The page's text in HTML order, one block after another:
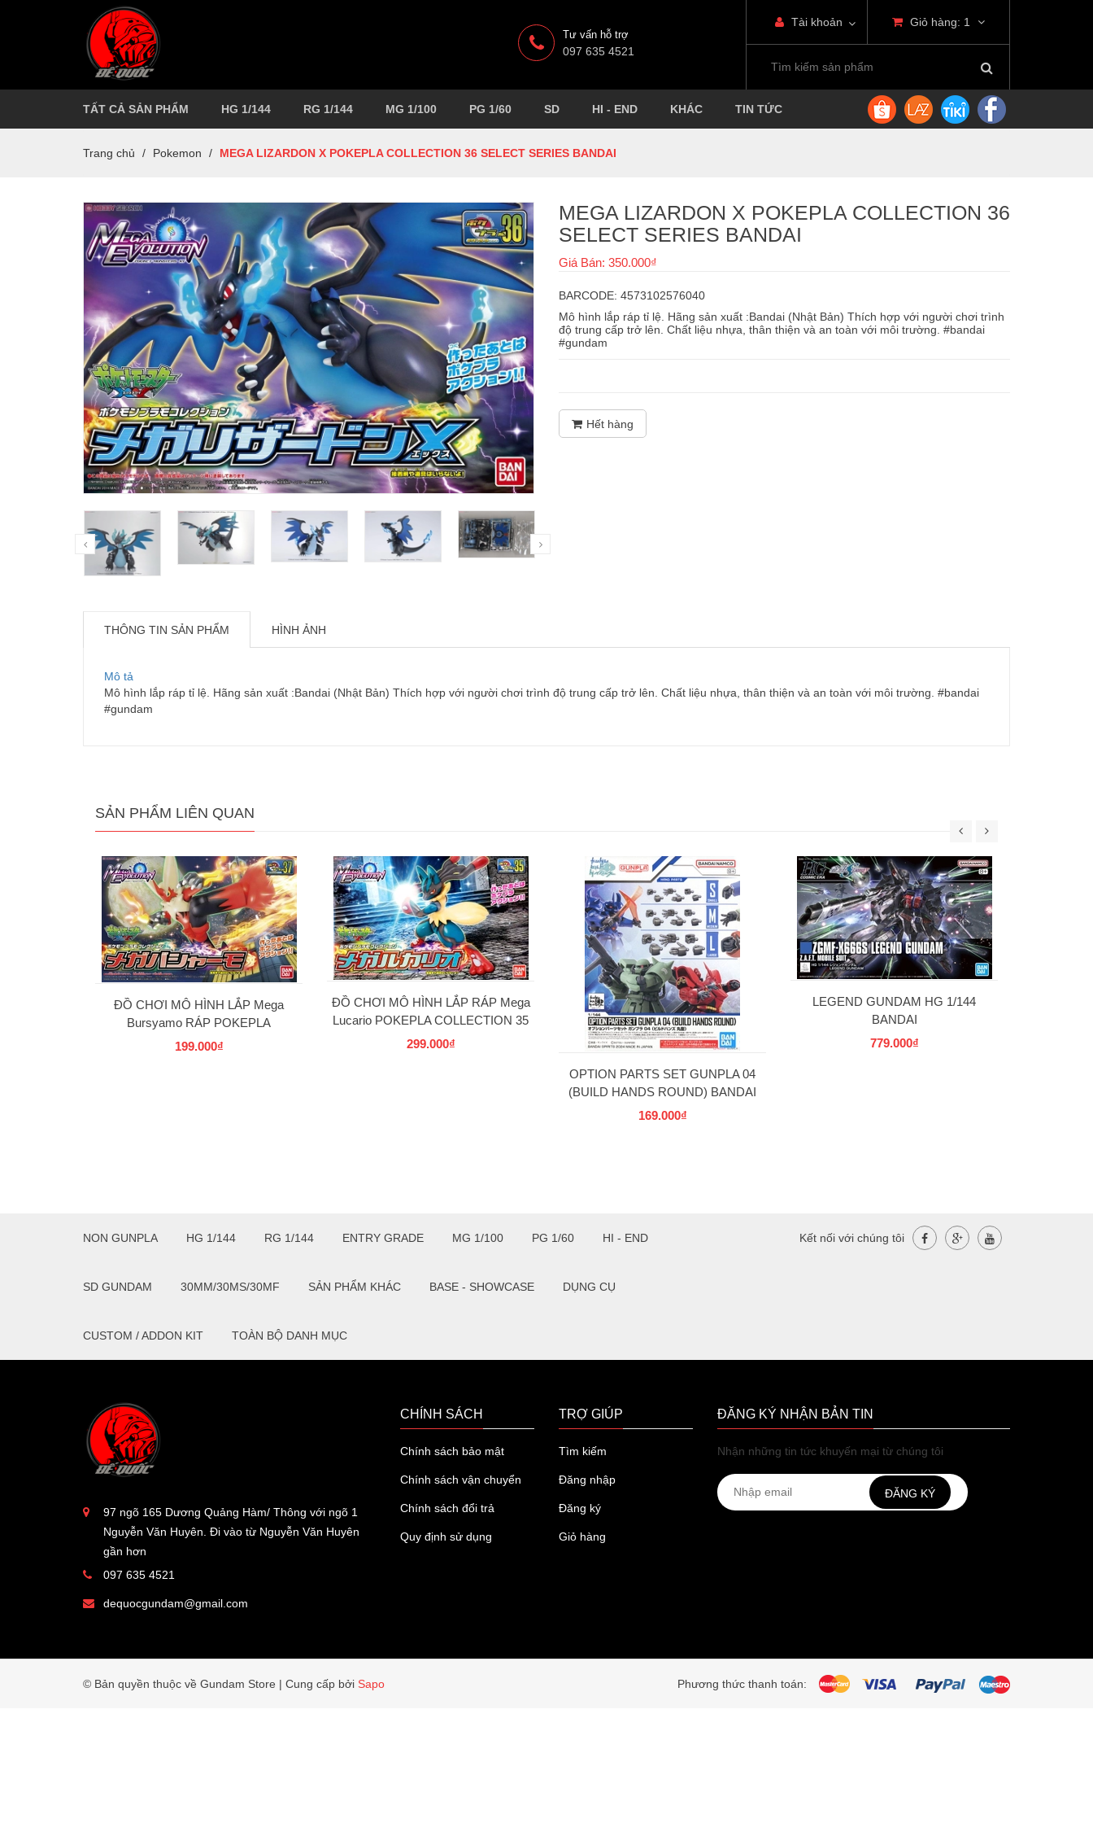
Tài khoản Giỏ hàng: 1
Tư vấn hỗ trợ
097 635 4521
TẤT CẢ SẢN PHẨM HG 1/144 RG 1/144 MG 1/100 PG 1/60 SD HI - END KHÁC TIN TỨC
Trang chủ / Pokemon / MEGA LIZARDON X POKEPLA COLLECTION 36 SELECT SERIES BANDAI
MEGA LIZARDON X POKEPLA COLLECTION 36
SELECT SERIES BANDAI
Giá Bán: 350.000₫
BARCODE: 4573102576040
Mô hình lắp ráp tỉ lệ. Hãng sản xuất :Bandai (Nhật Bản) Thích hợp với người chơi trình
độ trung cấp trở lên. Chất liệu nhựa, thân thiện và an toàn với môi trường. #bandai
#gundam
Hết hàng
THÔNG TIN SẢN PHẨM HÌNH ẢNH
Mô tả
Mô hình lắp ráp tỉ lệ. Hãng sản xuất :Bandai (Nhật Bản) Thích hợp với người chơi trình độ trung cấp trở lên. Chất liệu nhựa, thân thiện và an toàn với môi trường. #bandai
#gundam
SẢN PHẨM LIÊN QUAN
ĐỒ CHƠI MÔ HÌNH LẮP Mega
Bursyamo RÁP POKEPLA
COLLECTION 37 SELECT SERIES
199.000₫
ĐỒ CHƠI MÔ HÌNH LẮP RÁP Mega
Lucario POKEPLA COLLECTION 35
SELECT SERIES BANDAI
299.000₫
OPTION PARTS SET GUNPLA 04
(BUILD HANDS ROUND) BANDAI
169.000₫
LEGEND GUNDAM HG 1/144
BANDAI
779.000₫
NON GUNPLA HG 1/144 RG 1/144 ENTRY GRADE MG 1/100 PG 1/60 HI - END
SD GUNDAM 30MM/30MS/30MF SẢN PHẨM KHÁC BASE - SHOWCASE DỤNG CỤ
CUSTOM / ADDON KIT TOÀN BỘ DANH MỤC
Kết nối với chúng tôi
97 ngõ 165 Dương Quảng Hàm/ Thông với ngõ 1
Nguyễn Văn Huyên. Đi vào từ Nguyễn Văn Huyên
gần hơn
097 635 4521
dequocgundam@gmail.com
CHÍNH SÁCH
Chính sách bảo mật
Chính sách vận chuyển
Chính sách đổi trả
Quy định sử dụng
TRỢ GIÚP
Tìm kiếm
Đăng nhập
Đăng ký
Giỏ hàng
ĐĂNG KÝ NHẬN BẢN TIN
Nhận những tin tức khuyến mại từ chúng tôi
ĐĂNG KÝ
© Bản quyền thuộc về Gundam Store | Cung cấp bởi Sapo Phương thức thanh toán: